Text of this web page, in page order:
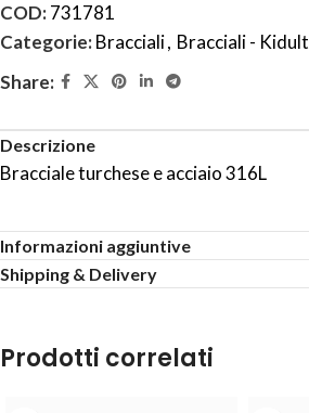
COD:731781
Categorie:Bracciali, Bracciali - Kidult
Share:
Descrizione
Bracciale turchese e acciaio 316L
Informazioni aggiuntive
Shipping & Delivery
Prodotti correlati